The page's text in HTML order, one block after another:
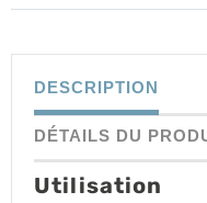
DESCRIPTION
DÉTAILS DU
Utilisation